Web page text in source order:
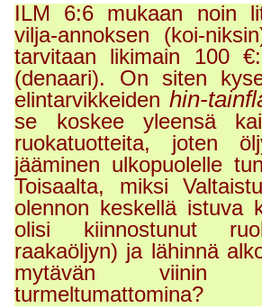
ILM 6:6 mukaan noin
vilja-annoksen (koi-
tarvitaan likimain 100
(denaari). On siten
elintarvikkeiden hin-
se koskee yleensä
ruokatuotteita, joten
jääminen ulkopuolelle
Toisaalta, miksi
olennon keskellä istuva
olisi kiinnostunut
raakaöljyn) ja lähinnä
mytävän viinin
turmeltumattomina?